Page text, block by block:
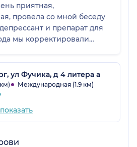
провела со мной беседу
и препарат для
благодарна врачу за
и эффективное лечение!
ул Фучика, д 4 литера а
Международная (1.9 км)
показать